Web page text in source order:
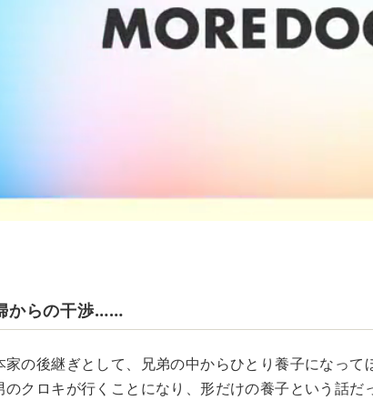
からの干渉……
家の後継ぎとして、兄弟の中からひとり養子になって
のクロキが行くことになり、形だけの養子という話だ